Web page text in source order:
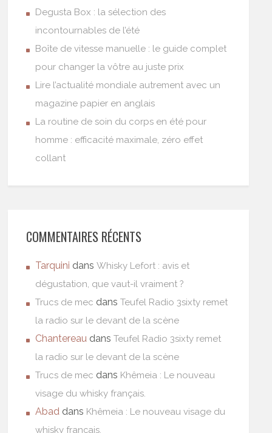
Degusta Box : la sélection des
incontournables de l’été
Boîte de vitesse manuelle : le guide complet
pour changer la vôtre au juste prix
Lire l’actualité mondiale autrement avec un
magazine papier en anglais
La routine de soin du corps en été pour
homme : efficacité maximale, zéro effet
collant
COMMENTAIRES RÉCENTS
Tarquini dansWhisky Lefort : avis et
dégustation, que vaut-il vraiment ?
Trucs de mec dansTeufel Radio 3sixty remet
la radio sur le devant de la scène
Chantereau dansTeufel Radio 3sixty remet
la radio sur le devant de la scène
Trucs de mec dans Khêmeia : Le nouveau
visage du whisky français.
Abad dans Khêmeia : Le nouveau visage du
whisky français.